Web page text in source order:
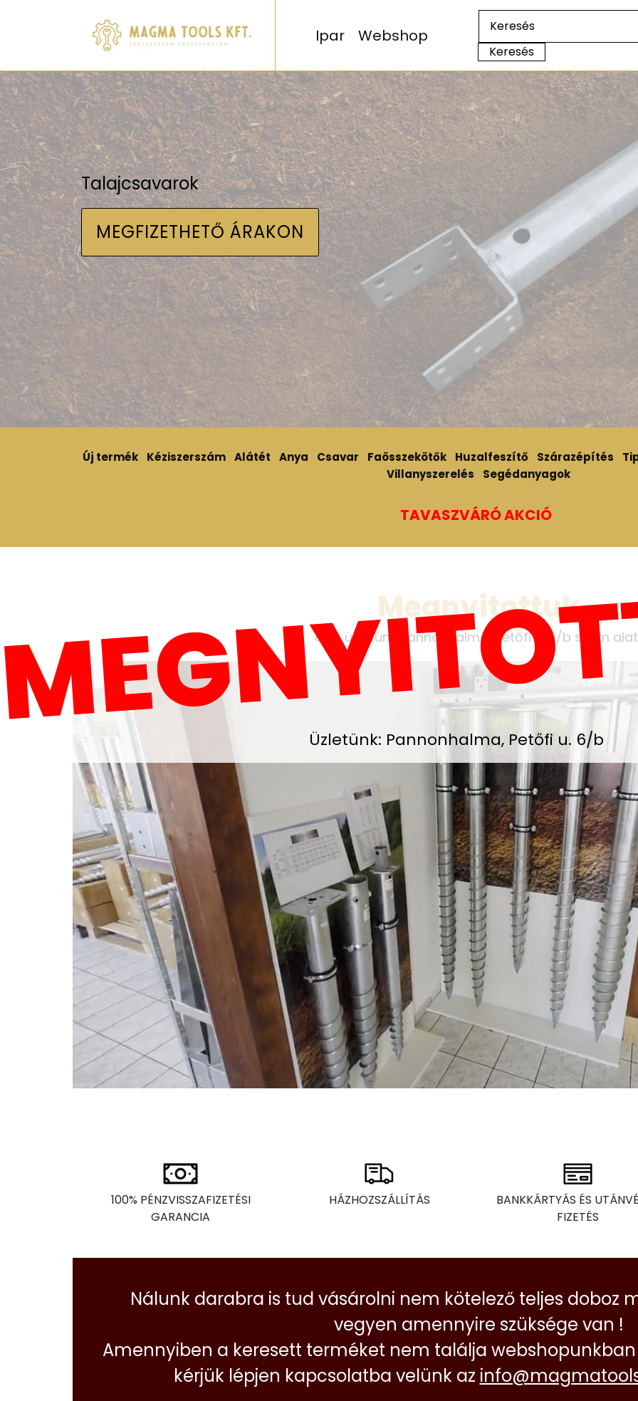
Ipar Webshop
Talajcsavarok
MEGFIZETHETŐ ÁRAKON
Új termék Kéziszerszám Alátét Anya Csavar Faösszekötők Huzalfeszítő Szárazépítés
Villanyszerelés
Segédanyagok
TAVASZVÁRÓ AKCIÓ
Üzletünk: Pannonhalma, Petőfi u. 6/b
Megnyitottuk
első üzletünk Pannonhalma, Petőfi u. 6/b szám
100% PÉNZVISSZAFIZETÉSI
GARANCIA
HÁZHOZSZÁLLÍTÁS
BANKKÁRTYÁS ÉS
FIZETÉS
Nálunk darabra is tud vásárolni nem kötelező teljes doboz
vegyen amennyire szüksége van !
Amennyiben a keresett terméket nem találja
kérjük lépjen kapcsolatba velünk az